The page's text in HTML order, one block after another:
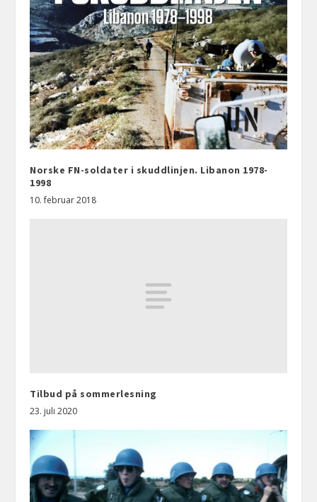
Norske FN-soldater i skuddlinjen. Libanon 1978-
1998
10. februar 2018
Tilbud på sommerlesning
23. juli 2020